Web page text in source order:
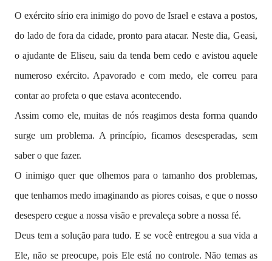
O exército sírio era inimigo do povo de Israel e estava a postos,
do lado de fora da cidade, pronto para atacar. Neste dia, Geasi,
o ajudante de Eliseu, saiu da tenda bem cedo e avistou aquele
numeroso exército. Apavorado e com medo, ele correu para
contar ao profeta o que estava acontecendo.
Assim como ele, muitas de nós reagimos desta forma quando
surge um problema. A princípio, ficamos desesperadas, sem
saber o que fazer.
O inimigo quer que olhemos para o tamanho dos problemas,
que tenhamos medo imaginando as piores coisas, e que o nosso
desespero cegue a nossa visão e prevaleça sobre a nossa fé.
Deus tem a solução para tudo. E se você entregou a sua vida a
Ele, não se preocupe, pois Ele está no controle. Não temas as